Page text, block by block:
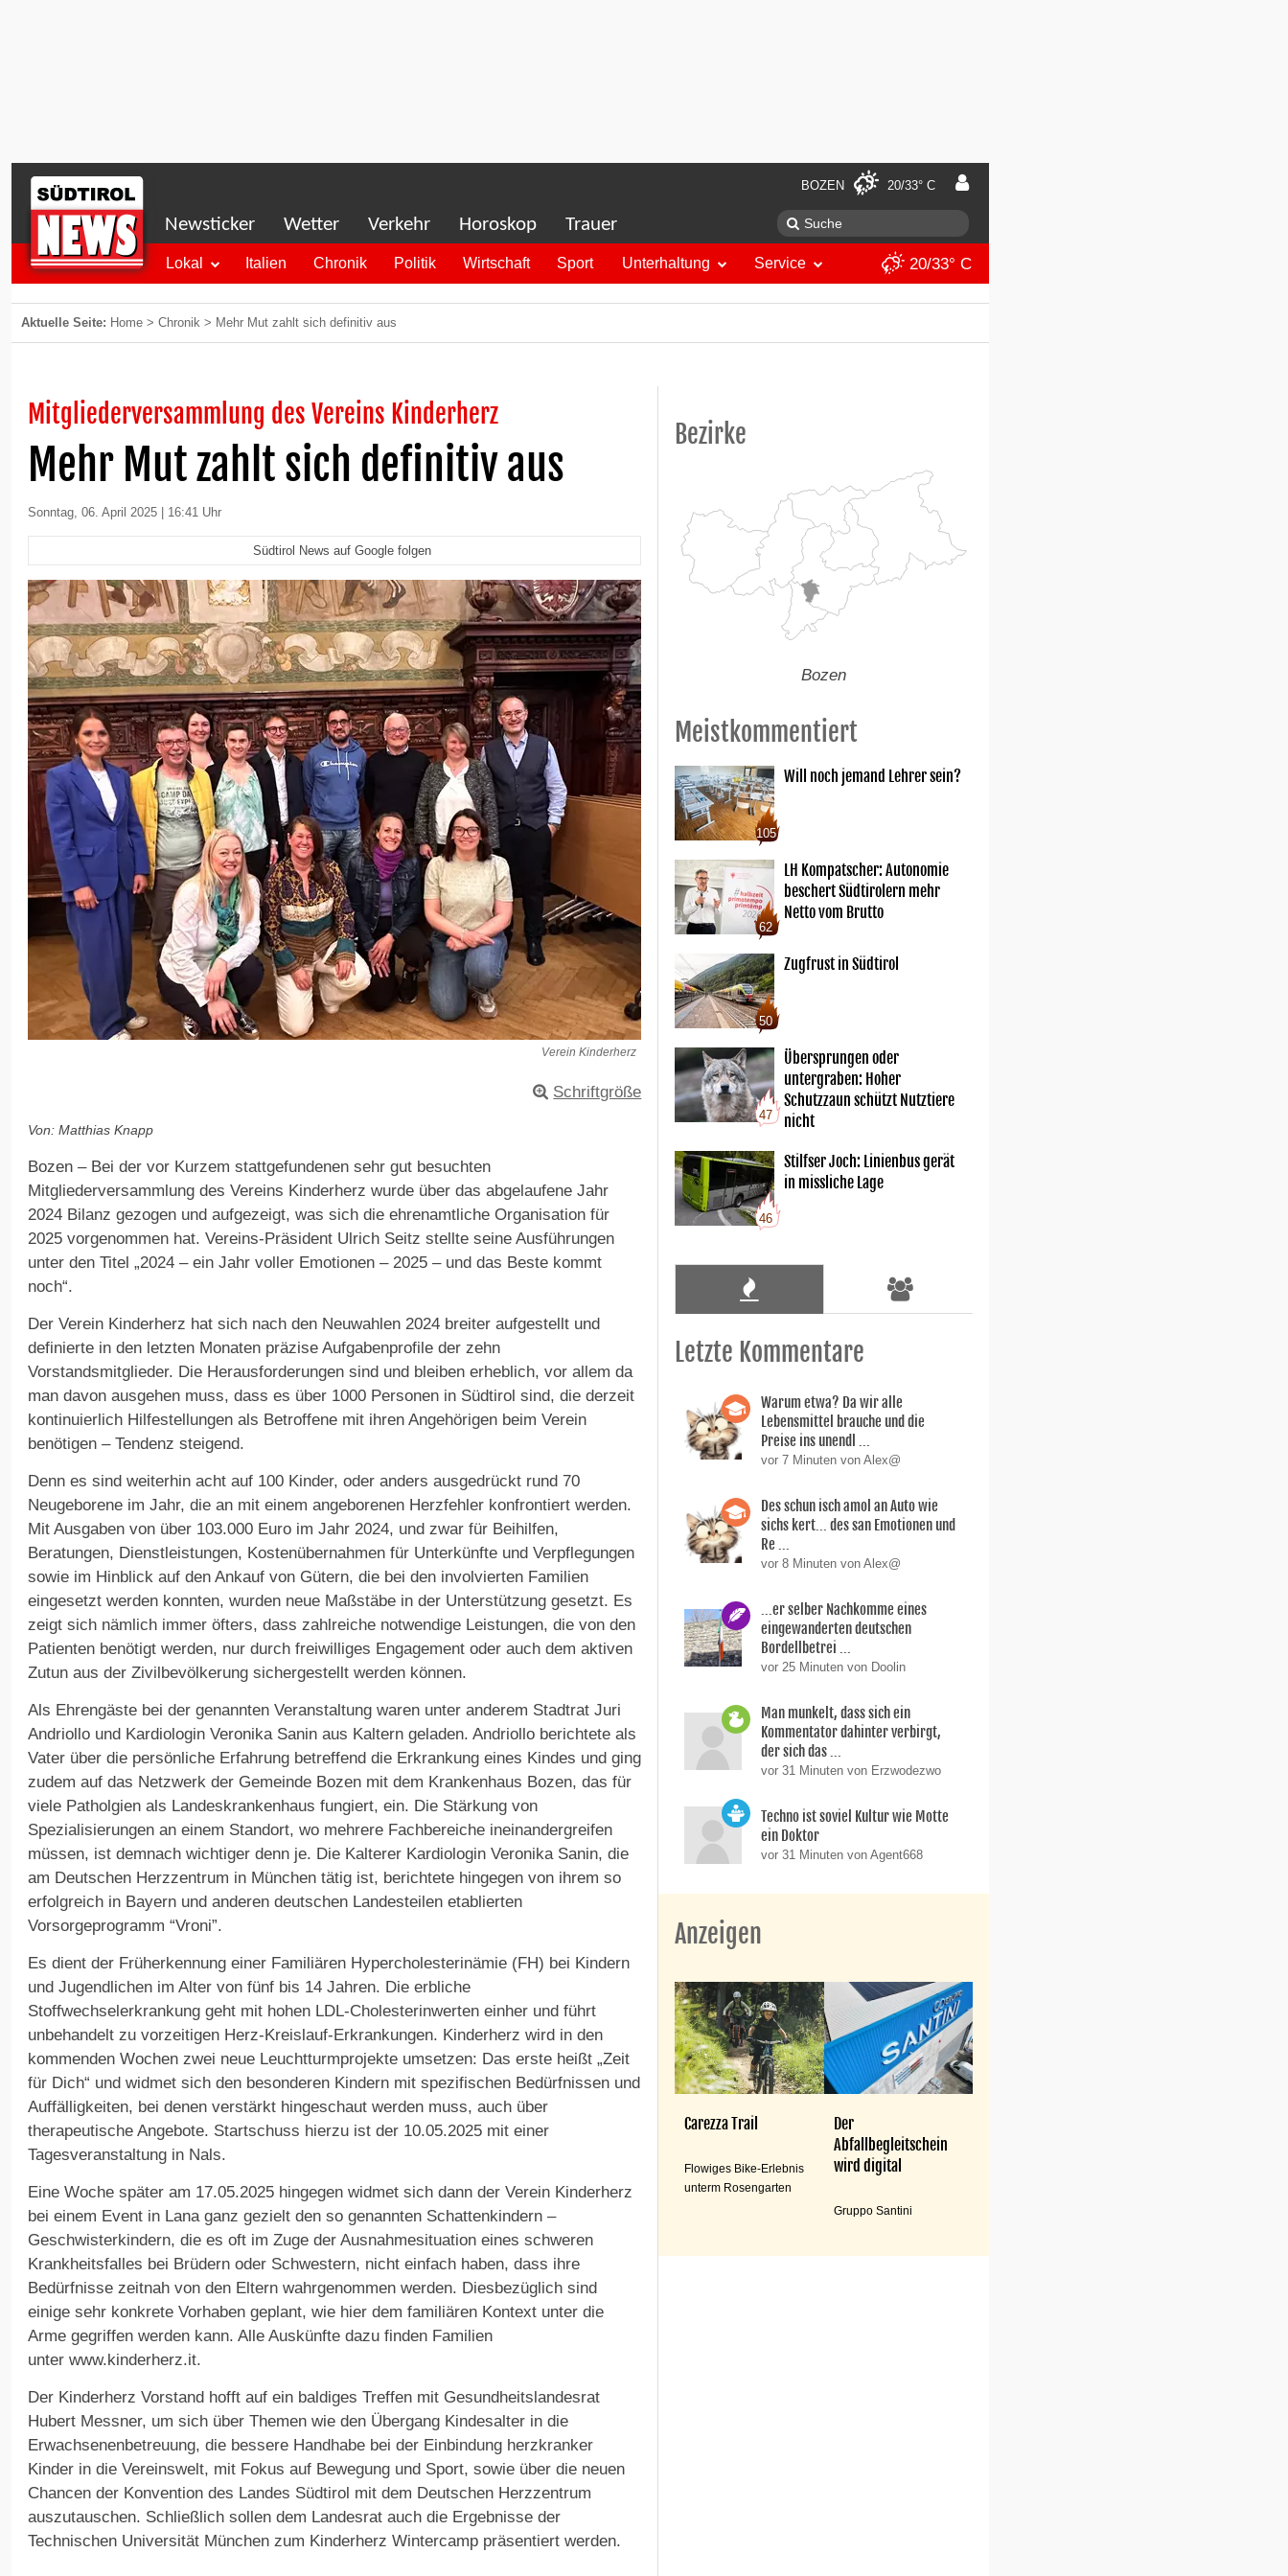
BOZEN 20/33° C
Newsticker Wetter Verkehr Horoskop Trauer
Lokal Italien Chronik Politik Wirtschaft Sport Unterhaltung Service 20/33° C
Aktuelle Seite: Home > Chronik > Mehr Mut zahlt sich definitiv aus
Mitgliederversammlung des Vereins Kinderherz
Mehr Mut zahlt sich definitiv aus
Sonntag, 06. April 2025 | 16:41 Uhr
Südtirol News auf Google folgen
Verein Kinderherz
Schriftgröße
Von: Matthias Knapp
Bozen – Bei der vor Kurzem stattgefundenen sehr gut besuchten
Mitgliederversammlung des Vereins Kinderherz wurde über das abgelaufene Jahr
2024 Bilanz gezogen und aufgezeigt, was sich die ehrenamtliche Organisation für
2025 vorgenommen hat. Vereins-Präsident Ulrich Seitz stellte seine Ausführungen
unter den Titel „2024 – ein Jahr voller Emotionen – 2025 – und das Beste kommt
noch“.
Der Verein Kinderherz hat sich nach den Neuwahlen 2024 breiter aufgestellt und
definierte in den letzten Monaten präzise Aufgabenprofile der zehn
Vorstandsmitglieder. Die Herausforderungen sind und bleiben erheblich, vor allem da
man davon ausgehen muss, dass es über 1000 Personen in Südtirol sind, die derzeit
kontinuierlich Hilfestellungen als Betroffene mit ihren Angehörigen beim Verein
benötigen – Tendenz steigend.
Denn es sind weiterhin acht auf 100 Kinder, oder anders ausgedrückt rund 70
Neugeborene im Jahr, die an mit einem angeborenen Herzfehler konfrontiert werden.
Mit Ausgaben von über 103.000 Euro im Jahr 2024, und zwar für Beihilfen,
Beratungen, Dienstleistungen, Kostenübernahmen für Unterkünfte und Verpflegungen
sowie im Hinblick auf den Ankauf von Gütern, die bei den involvierten Familien
eingesetzt werden konnten, wurden neue Maßstäbe in der Unterstützung gesetzt. Es
zeigt sich nämlich immer öfters, dass zahlreiche notwendige Leistungen, die von den
Patienten benötigt werden, nur durch freiwilliges Engagement oder auch dem aktiven
Zutun aus der Zivilbevölkerung sichergestellt werden können.
Als Ehrengäste bei der genannten Veranstaltung waren unter anderem Stadtrat Juri
Andriollo und Kardiologin Veronika Sanin aus Kaltern geladen. Andriollo berichtete als
Vater über die persönliche Erfahrung betreffend die Erkrankung eines Kindes und ging
zudem auf das Netzwerk der Gemeinde Bozen mit dem Krankenhaus Bozen, das für
viele Patholgien als Landeskrankenhaus fungiert, ein. Die Stärkung von
Spezialisierungen an einem Standort, wo mehrere Fachbereiche ineinandergreifen
müssen, ist demnach wichtiger denn je. Die Kalterer Kardiologin Veronika Sanin, die
am Deutschen Herzzentrum in München tätig ist, berichtete hingegen von ihrem so
erfolgreich in Bayern und anderen deutschen Landesteilen etablierten
Vorsorgeprogramm “Vroni”.
Es dient der Früherkennung einer Familiären Hypercholesterinämie (FH) bei Kindern
und Jugendlichen im Alter von fünf bis 14 Jahren. Die erbliche
Stoffwechselerkrankung geht mit hohen LDL-Cholesterinwerten einher und führt
unbehandelt zu vorzeitigen Herz-Kreislauf-Erkrankungen. Kinderherz wird in den
kommenden Wochen zwei neue Leuchtturmprojekte umsetzen: Das erste heißt „Zeit
für Dich“ und widmet sich den besonderen Kindern mit spezifischen Bedürfnissen und
Auffälligkeiten, bei denen verstärkt hingeschaut werden muss, auch über
therapeutische Angebote. Startschuss hierzu ist der 10.05.2025 mit einer
Tagesveranstaltung in Nals.
Eine Woche später am 17.05.2025 hingegen widmet sich dann der Verein Kinderherz
bei einem Event in Lana ganz gezielt den so genannten Schattenkindern –
Geschwisterkindern, die es oft im Zuge der Ausnahmesituation eines schweren
Krankheitsfalles bei Brüdern oder Schwestern, nicht einfach haben, dass ihre
Bedürfnisse zeitnah von den Eltern wahrgenommen werden. Diesbezüglich sind
einige sehr konkrete Vorhaben geplant, wie hier dem familiären Kontext unter die
Arme gegriffen werden kann. Alle Auskünfte dazu finden Familien
unter www.kinderherz.it.
Der Kinderherz Vorstand hofft auf ein baldiges Treffen mit Gesundheitslandesrat
Hubert Messner, um sich über Themen wie den Übergang Kindesalter in die
Erwachsenenbetreuung, die bessere Handhabe bei der Einbindung herzkranker
Kinder in die Vereinswelt, mit Fokus auf Bewegung und Sport, sowie über die neuen
Chancen der Konvention des Landes Südtirol mit dem Deutschen Herzzentrum
auszutauschen. Schließlich sollen dem Landesrat auch die Ergebnisse der
Technischen Universität München zum Kinderherz Wintercamp präsentiert werden.
Bezirke
Bozen
Meistkommentiert
105
Will noch jemand Lehrer sein?
62
LH Kompatscher: Autonomie
beschert Südtirolern mehr
Netto vom Brutto
50
Zugfrust in Südtirol
47
Übersprungen oder
untergraben: Hoher
Schutzzaun schützt Nutztiere
nicht
46
Stilfser Joch: Linienbus gerät
in missliche Lage
Letzte Kommentare
Warum etwa? Da wir alle
Lebensmittel brauche und die
Preise ins unendl ...
vor 7 Minuten von Alex@
Des schun isch amol an Auto wie
sichs kert... des san Emotionen und
Re ...
vor 8 Minuten von Alex@
...er selber Nachkomme eines
eingewanderten deutschen
Bordellbetrei ...
vor 25 Minuten von Doolin
Man munkelt, dass sich ein
Kommentator dahinter verbirgt,
der sich das ...
vor 31 Minuten von Erzwodezwo
Techno ist soviel Kultur wie Motte
ein Doktor
vor 31 Minuten von Agent668
Anzeigen
Carezza Trail
Flowiges Bike-Erlebnis
unterm Rosengarten
Der
Abfallbegleitschein
wird digital
Gruppo Santini